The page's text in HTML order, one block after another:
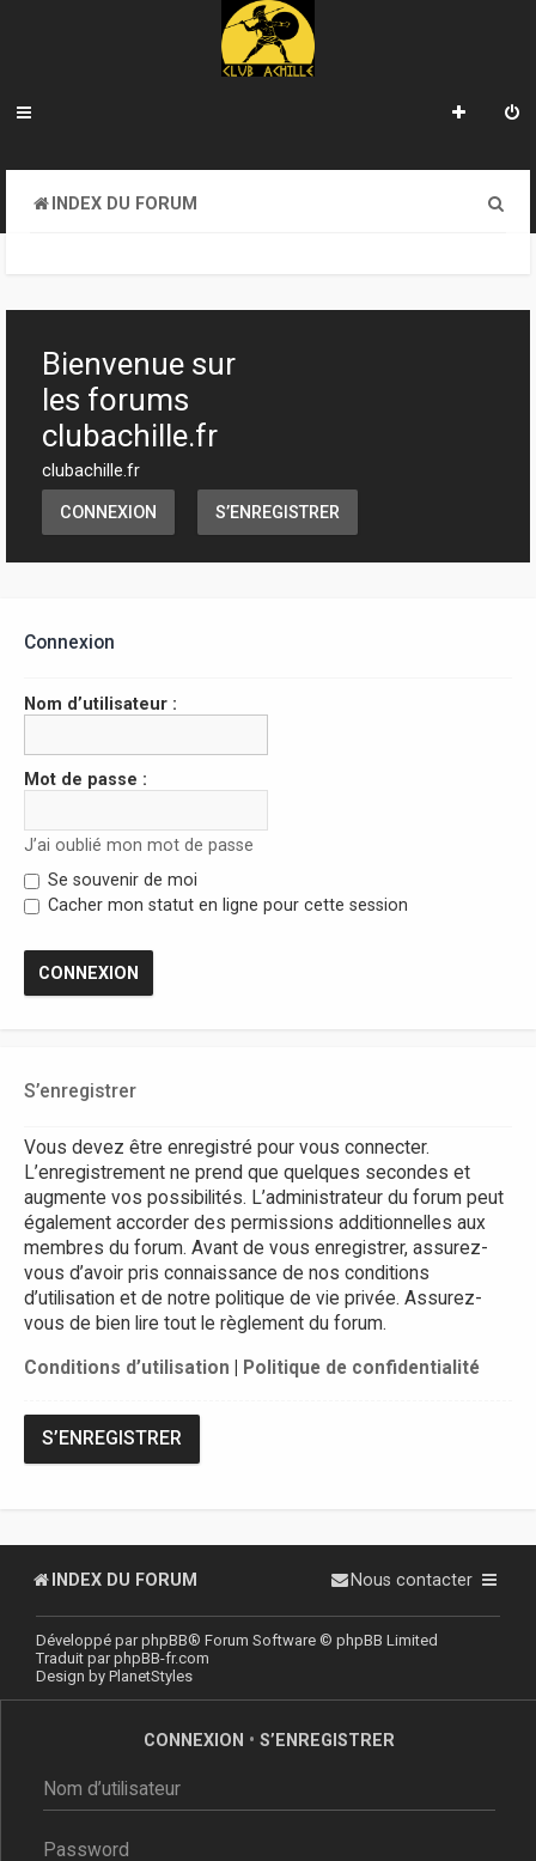
INDEX DU FORUM
h
Bienvenue sur
les forums
clubachille.fr
clubachille.fr
CONNEXION S’ENREGISTRER
Connexion
Nom d’utilisateur :
Mot de passe :
J’ai oublié mon mot de passe
Se souvenir de moi
Cacher mon statut en ligne pour cette session
S’enregistrer
Vous devez être enregistré pour vous connecter.
L’enregistrement ne prend que quelques secondes et
augmente vos possibilités. L’administrateur du forum peut
également accorder des permissions additionnelles aux
membres du forum. Avant de vous enregistrer, assurez-
vous d’avoir pris connaissance de nos conditions
d’utilisation et de notre politique de vie privée. Assurez-
vous de bien lire tout le règlement du forum.
Conditions d’utilisation Politique de confidentialité
S’ENREGISTRER
INDEX DU FORUM Nous contacter
Développé parphpBB® Forum Software © phpBB Limited
Traduit parphpBB-fr.com
Design by PlanetStyles
CONNEXION • S’ENREGISTRER